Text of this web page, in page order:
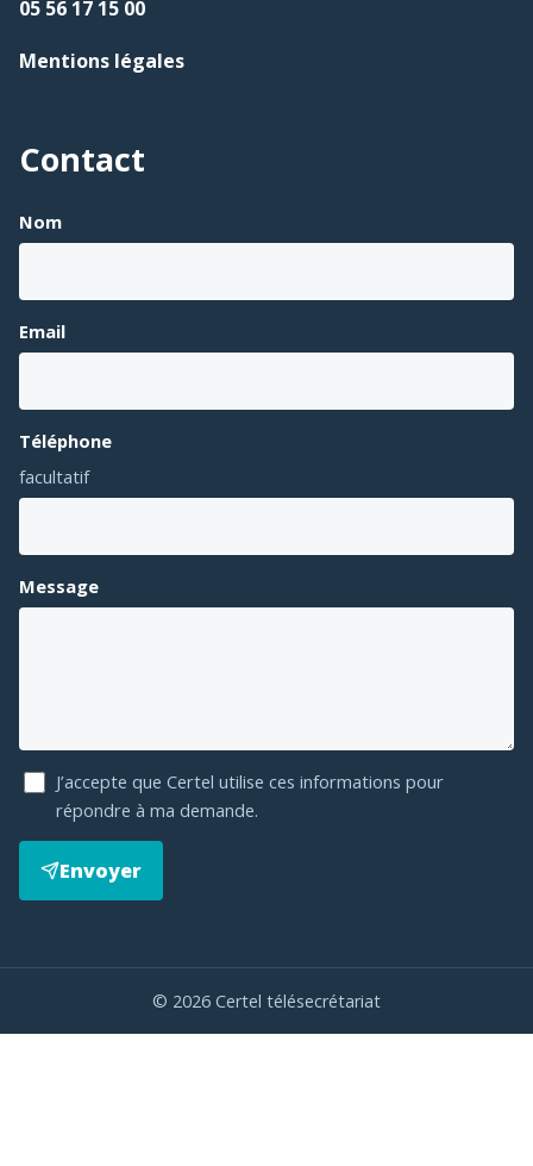
05 56 17 15 00
Mentions légales
Contact
Nom
Email
Téléphone
facultatif
Message
J’accepte que Certel utilise ces informations pour
répondre à ma demande.
Envoyer
© 2026 Certel télésecrétariat